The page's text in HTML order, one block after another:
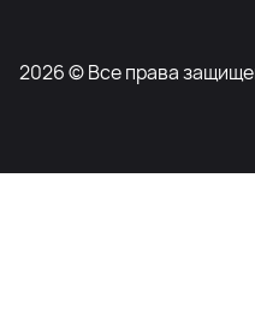
2026 © Все права